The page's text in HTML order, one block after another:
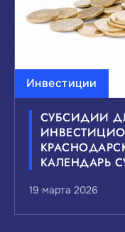
ВЫБЕРИТЕ
Инвестиции
Мероприятия
Национальные
Инвестиции
СУБСИДИИ
КАЛЕНДАРЬ
19 марта 2026